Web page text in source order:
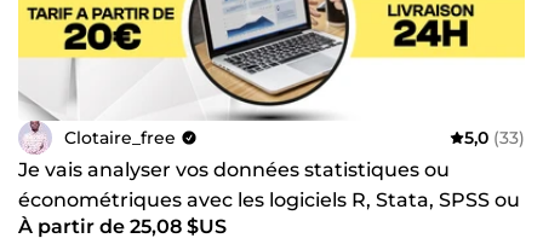
Clotaire_free 5,0 (33)
Je vais analyser vos données statistiques ou
économétriques avec les logiciels R, Stata, SPSS ou
Excel
À partir de 25,08 $US